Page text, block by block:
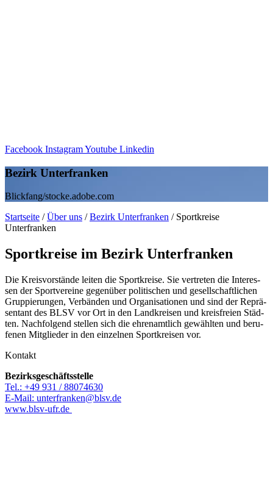
Facebook InstagramYoutube Linkedin
Bezirk Unter­fran­ken
Blickfang/stocke.adobe.com
Start­seite /Über uns /Bezirk Unter­fran­ken / Sport­kreise
Unterfranken
Sport­kreise im Bezirk Unterfranken
Die Kreis­vor­stände leiten die Sport­kreise. Sie vertre­ten die Inter­es­
sen der Sport­ver­eine gegen­über poli­ti­schen und gesell­schaft­li­chen
Grup­pie­run­gen, Verbän­den und Orga­ni­sa­tio­nen und sind der Reprä­
sen­tant des BLSV vor Ort in den Land­krei­sen und kreis­freien Städ­
ten. Nach­fol­gend stel­len sich die ehren­amt­lich gewähl­ten und beru­
fe­nen Mitglie­der in den einzel­nen Sport­krei­sen vor.
Kontakt
Bezirks­ge­schäfts­stelle
Tel.: +49 931 / 88074630
E‑Mail: unterfranken@​blsv.​de
www​.blsv​-ufr​.de